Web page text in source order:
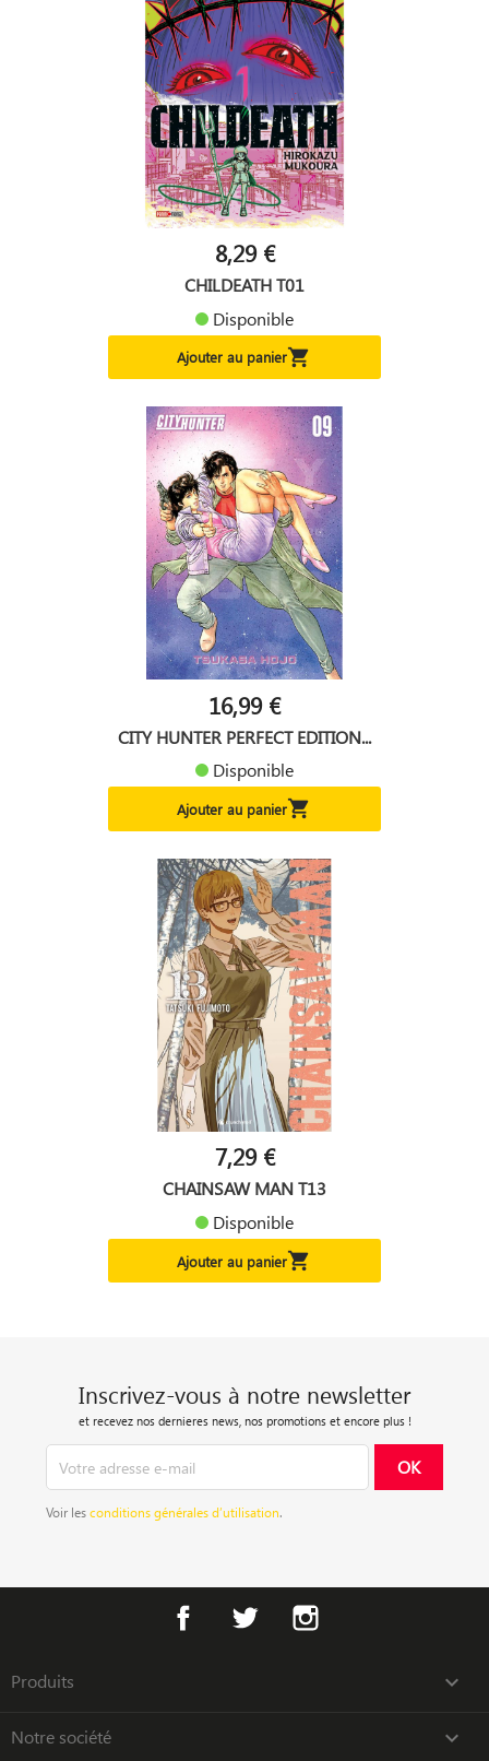
8,29 €
CHILDEATH T01
Disponible
Ajouter au panier
16,99 €
CITY HUNTER PERFECT EDITION...
Disponible
Ajouter au panier
7,29 €
CHAINSAW MAN T13
Disponible
Ajouter au panier
Inscrivez-vous à notre newsletter
et recevez nos dernieres news, nos promotions et encore plus !
Voir lesconditions générales d’utilisation.
Facebook Twitter
Produits 
Notre société 